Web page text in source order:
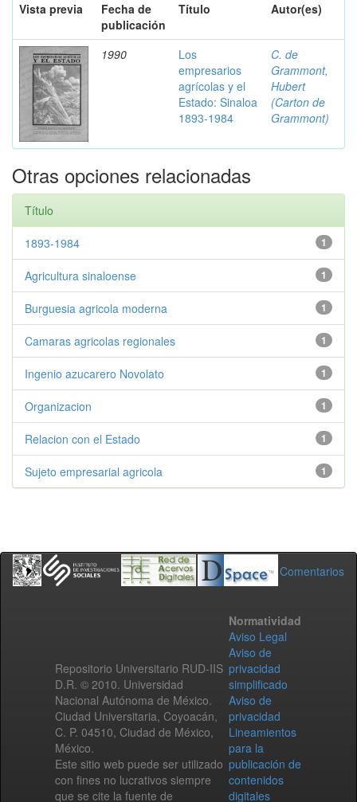
Vista previa
Fecha de
publicación
Título Autor(es)
1990
Los
empresarios
agrícolas y el
Estado: Sinaloa
1893-1984
C. de
Grammont,
Hubert
(Carton de
Grammont)
Otras opciones relacionadas
Título
1
1893-1984
1
Agricultura sinaloense
1
Burguesia agricola moderna
1
Camaras agricolas regionales
1
Ingenio azucarero Novolato
1
Organizacion
1
Relacion con el Estado
1
Sujeto empresarial agricola
Comentarios
Repositorio Universitario RUD-IIS
D.R. © 2010. Universidad
Nacional Autónoma de México.
Ciudad Universitaria, Coyoacán,
C. P. 04510, Ciudad de México,
México.
Este sitio web puede ser utilizado
con fines no lucrativos siempre
que se cite la fuente de
Normatividad
Aviso Legal
Aviso de
privacidad
simplificado
Aviso de
privacidad
Lineamientos
para la
publicación de
contenidos
digitales